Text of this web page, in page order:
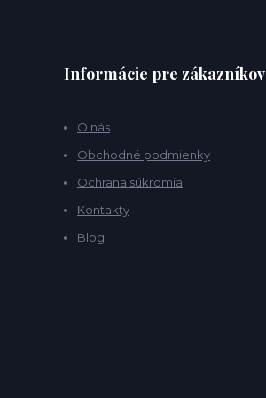
Informácie pre zákazníkov
O nás
Obchodné podmienky
Ochrana súkromia
Kontakty
Blog